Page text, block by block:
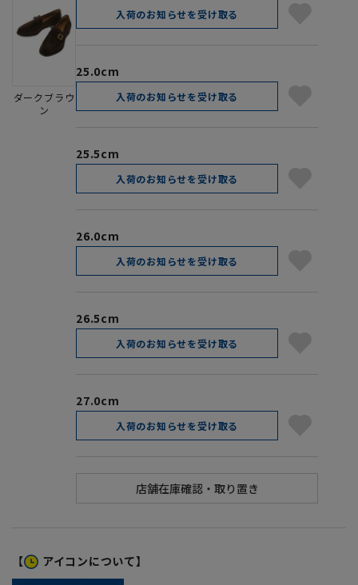
ダークブラウ
ン
入荷のお知らせを受け取る
25.0cm
入荷のお知らせを受け取る
25.5cm
入荷のお知らせを受け取る
26.0cm
入荷のお知らせを受け取る
26.5cm
入荷のお知らせを受け取る
27.0cm
入荷のお知らせを受け取る
【 アイコンについて】